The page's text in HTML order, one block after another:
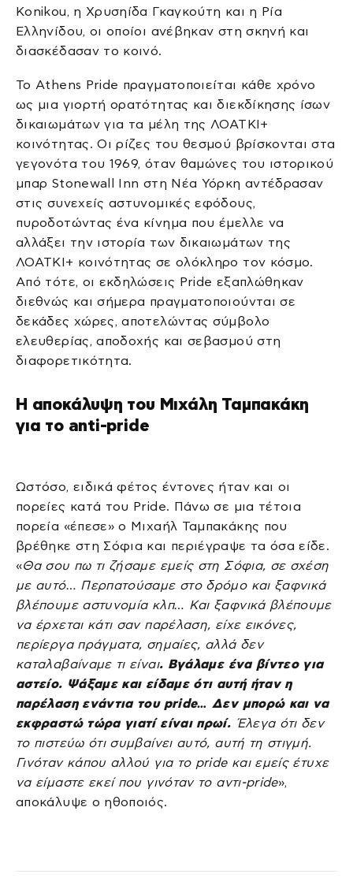
Konikou, η Χρυσηίδα Γκαγκούτη και η Ρία
Ελληνίδου, οι οποίοι ανέβηκαν στη σκηνή και
διασκέδασαν το κοινό.
Το Athens Pride πραγματοποιείται κάθε χρόνο
ως μια γιορτή ορατότητας και διεκδίκησης ίσων
δικαιωμάτων για τα μέλη της ΛΟΑΤΚΙ+
κοινότητας. Οι ρίζες του θεσμού βρίσκονται στα
γεγονότα του 1969, όταν θαμώνες του ιστορικού
μπαρ Stonewall Inn στη Νέα Υόρκη αντέδρασαν
στις συνεχείς αστυνομικές εφόδους,
πυροδοτώντας ένα κίνημα που έμελλε να
αλλάξει την ιστορία των δικαιωμάτων της
ΛΟΑΤΚΙ+ κοινότητας σε ολόκληρο τον κόσμο.
Από τότε, οι εκδηλώσεις Pride εξαπλώθηκαν
διεθνώς και σήμερα πραγματοποιούνται σε
δεκάδες χώρες, αποτελώντας σύμβολο
ελευθερίας, αποδοχής και σεβασμού στη
διαφορετικότητα.
Η αποκάλυψη του Μιχάλη Ταμπακάκη
για το anti-pride
Ωστόσο, ειδικά φέτος έντονες ήταν και οι
πορείες κατά του Pride. Πάνω σε μια τέτοια
πορεία «έπεσε» ο Μιχαήλ Ταμπακάκης που
βρέθηκε στη Σόφια και περιέγραψε τα όσα είδε.
«Θα σου πω τι ζήσαμε εμείς στη Σόφια, σε σχέση
με αυτό… Περπατούσαμε στο δρόμο και ξαφνικά
βλέπουμε αστυνομία κλπ… Και ξαφνικά βλέπουμε
να έρχεται κάτι σαν παρέλαση, είχε εικόνες,
περίεργα πράγματα, σημαίες, αλλά δεν
καταλαβαίναμε τι είναι. Βγάλαμε ένα βίντεο για
αστείο. Ψάξαμε και είδαμε ότι αυτή ήταν η
παρέλαση ενάντια του pride… Δεν μπορώ και να
εκφραστώ τώρα γιατί είναι πρωί. Έλεγα ότι δεν
το πιστεύω ότι συμβαίνει αυτό, αυτή τη στιγμή.
Γινόταν κάπου αλλού για το pride και εμείς έτυχε
να είμαστε εκεί που γινόταν το αντι-pride»,
αποκάλυψε ο ηθοποιός.